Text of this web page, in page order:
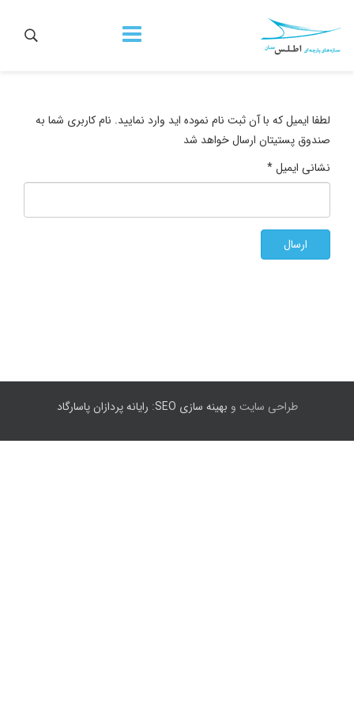
لطفا ایمیل که با آن ثبت نام نموده اید وارد نمایید. نام کاربری شما به
صندوق پستیتان ارسال خواهد شد
نشانی ایمیل*
ارسال
طراحی سایت و بهینه سازی SEO : رایانه پردازان پاسارگاد